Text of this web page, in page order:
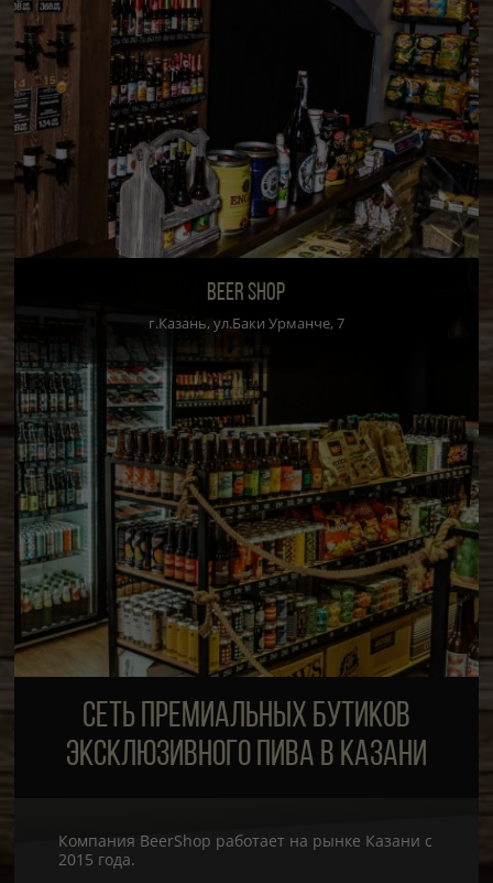
BEER SHOP
г.Казань, ул.Баки Урманче, 7
СЕТЬ ПРЕМИАЛЬНЫХ БУТИКОВ
ЭКСКЛЮЗИВНОГО ПИВА В КАЗАНИ
Компания BeerShop работает на рынке Казани с
2015 года.